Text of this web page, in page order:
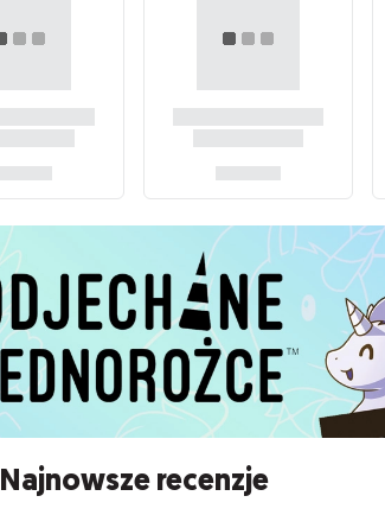
Najnowsze recenzje